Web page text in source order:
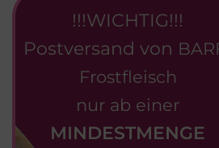
!!!WICHTIG!!!
Postversand von
Frostfleisch
nur ab einer
MINDESTMENGE